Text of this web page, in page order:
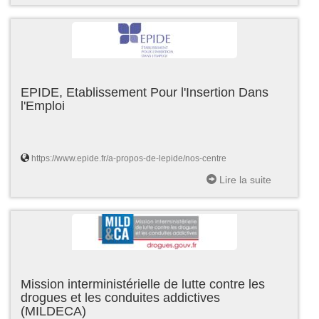
EPIDE, Etablissement Pour l'Insertion Dans
l'Emploi
https://www.epide.fr/a-propos-de-lepide/nos-centre
Lire la suite
Mission interministérielle de lutte contre les
drogues et les conduites addictives
(MILDECA)